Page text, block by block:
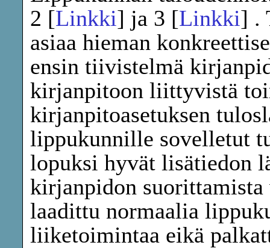
2 [Linkki] ja 3 [Linkki] .
asiaa hieman
ensin tiivistelmä
kirjanpitoon liittyvistä
kirjanpitoasetuksen
lippukunnille sovelletut
lopuksi hyvät lisätiedon
kirjanpidon
laadittu normaalia
liiketoimintaa eikä